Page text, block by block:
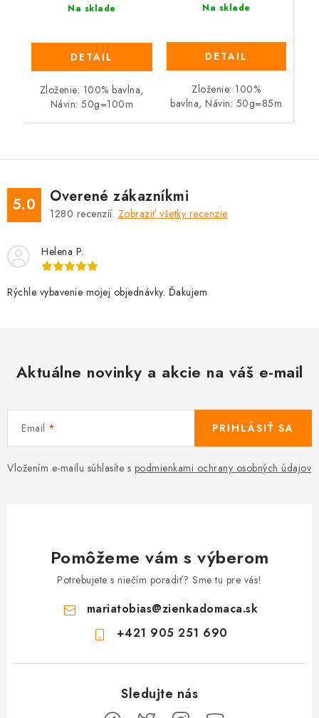
Na sklade
DETAIL
Zloženie: 100% bavlna,
Návin: 50g=100m
Na sklade
DETAIL
Zloženie: 100%
bavlna, Návin: 50g=85m
5.0 Overené zákazníkmi
1280 recenzií. Zobraziť všetky recenzie
Helena P.
Rýchle vybavenie mojej objednávky. Ďakujem
Aktuálne novinky a akcie na váš e-mail
Email
Vložením e-mailu súhlasíte s podmienkami ochrany osobných údajov
PRIHLÁSIŤ SA
Pomôžeme vám s výberom
Potrebujete s niečím poradiť? Sme tu pre vás!
mariatobias@zienkadomaca.sk
+421 905 251 690